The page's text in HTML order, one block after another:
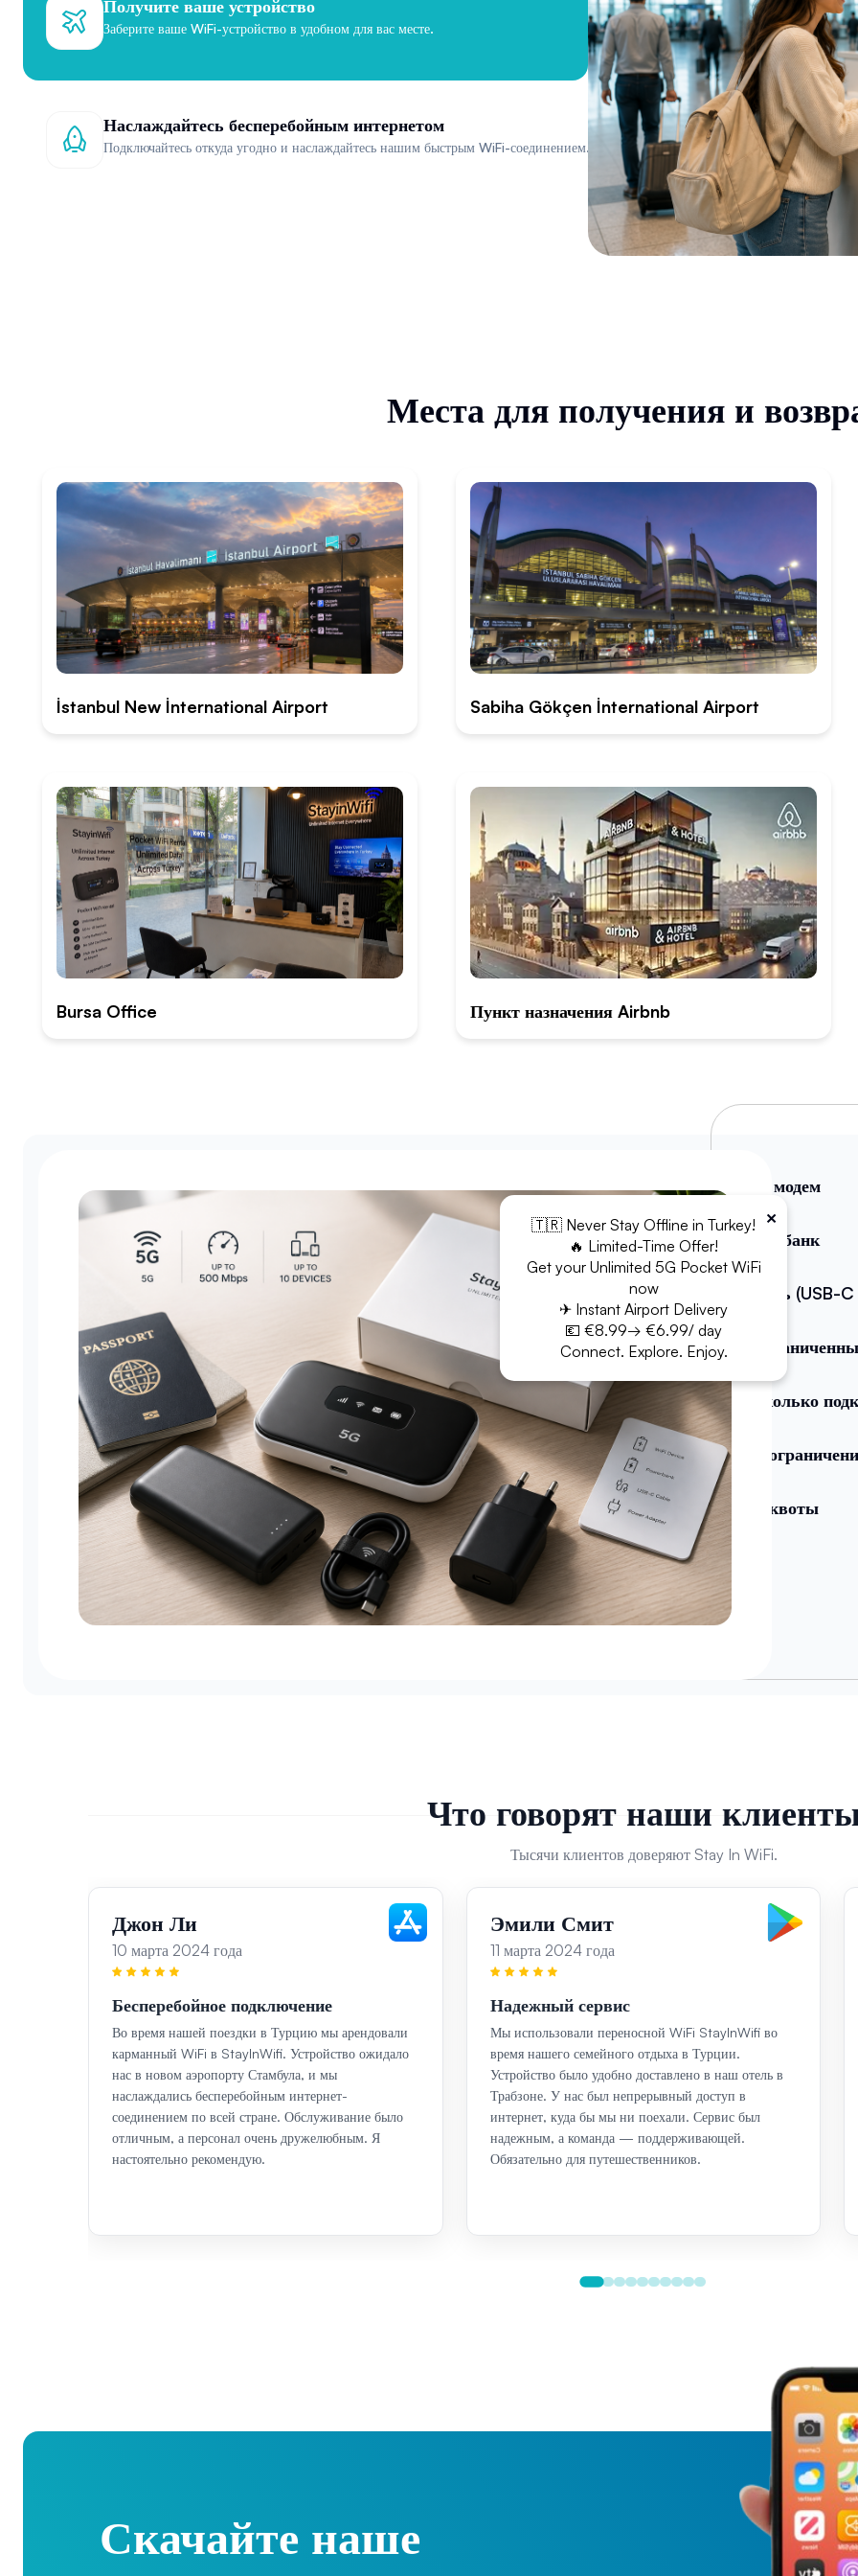
Получите ваше устройство
Заберите ваше WiFi-устройство в удобном для вас месте.
Наслаждайтесь бесперебойным интернетом
Подключайтесь откуда угодно и наслаждайтесь нашим быстрым WiFi-соединением.
Места для получения и
İstanbul New İnternational Airport Sabiha Gökçen İnternational Airport
Bursa Office Пункт назначения Airbnb
WiFi модем
Повербанк
Кабель (USB-
Несколько
Нет
Нет квоты
Что говорят наши
Тысячи клиентов доверяют Stay In WiFi.
Джон Ли
10 марта 2024 года
Бесперебойное подключение
Во время нашей поездки в Турцию мы арендовали
карманный WiFi в StayInWifi. Устройство ожидало
нас в новом аэропорту Стамбула, и мы
наслаждались бесперебойным интернет-
соединением по всей стране. Обслуживание было
отличным, а персонал очень дружелюбным. Я
настоятельно рекомендую.
Эмили Смит
11 марта 2024 года
Надежный сервис
Мы использовали переносной WiFi StayInWifi во
время нашего семейного отдыха в Турции.
Устройство было удобно доставлено в наш отель в
Трабзоне. У нас был непрерывный доступ в
интернет, куда бы мы ни поехали. Сервис был
надежным, а команда — поддерживающей.
Обязательно для путешественников.
Скачайте наше
×
🇹🇷 Never Stay Offline in Turkey!
🔥 Limited-Time Offer!
Get your Unlimited 5G Pocket WiFi
now
✈ Instant Airport Delivery
💶 €8.99→ €6.99/ day
Connect. Explore. Enjoy.